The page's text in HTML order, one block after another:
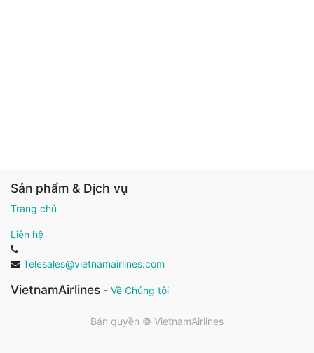
Sản phẩm & Dịch vụ
Trang chủ
Liên hệ
Telesales@vietnamairlines.com
VietnamAirlines - Về Chúng tôi
Bản quyền © VietnamAirlines